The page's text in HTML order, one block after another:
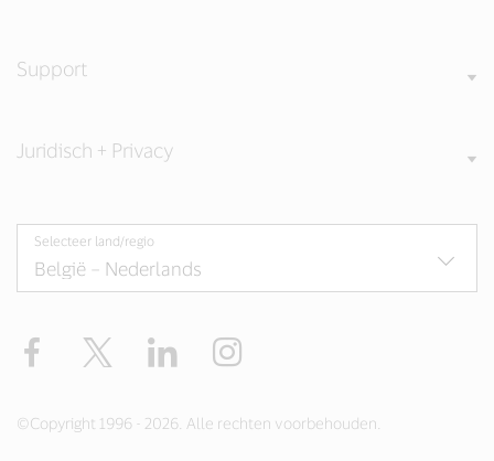
Support
Juridisch + Privacy
Selecteer land/regio
Facebook Twitter LinkedIn
©Copyright 1996 - 2026. Alle rechten voorbehouden.